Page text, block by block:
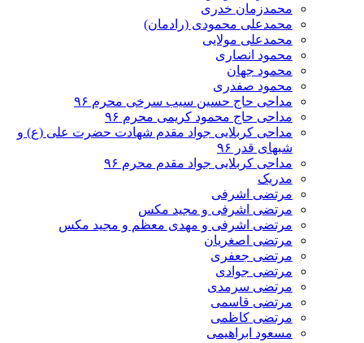
محمدزمان خدری
محمدعلی محمودی (رادمان)
محمدعلی مولایی
محمود انصاری
محمود جهان
محمود صفدری
مداحی حاج حسین سیب سرخی محرم ۹۶
مداحی حاج محمود کریمی محرم ۹۶
مداحی کربلایی جواد مقدم شهادت حضرت علی (ع) و
شبهای قدر ۹۶
مداحی کربلایی جواد مقدم محرم ۹۶
مدریک
مرتضی اشرفی
مرتضی اشرفی و مجید مکس
مرتضی اشرفی و مهدی معظم و مجید مکس
مرتضی اصغریان
مرتضی جعفری
مرتضی جوادی
مرتضی سرمدی
مرتضی قاسمی
مرتضی کاظمی
مسعود ابراهیمی